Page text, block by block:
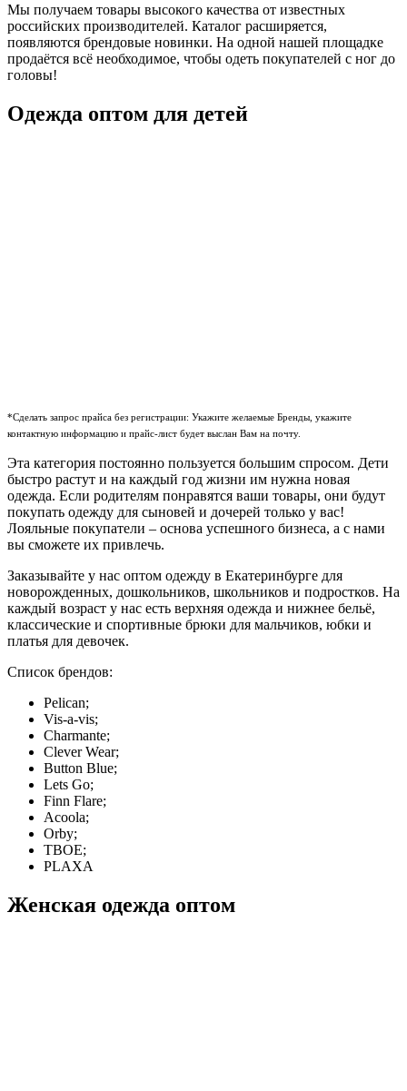
Мы получаем товары высокого качества от известных
российских производителей. Каталог расширяется,
появляются брендовые новинки. На одной нашей площадке
продаётся всё необходимое, чтобы одеть покупателей с ног до
головы!
Одежда оптом для детей
*Сделать запрос прайса без регистрации: Укажите желаемые Бренды, укажите
контактную информацию и прайс-лист будет выслан Вам на почту.
Эта категория постоянно пользуется большим спросом. Дети
быстро растут и на каждый год жизни им нужна новая
одежда. Если родителям понравятся ваши товары, они будут
покупать одежду для сыновей и дочерей только у вас!
Лояльные покупатели – основа успешного бизнеса, а с нами
вы сможете их привлечь.
Заказывайте у нас оптом одежду в Екатеринбурге для
новорожденных, дошкольников, школьников и подростков. На
каждый возраст у нас есть верхняя одежда и нижнее бельё,
классические и спортивные брюки для мальчиков, юбки и
платья для девочек.
Список брендов:
Pelican;
Vis-a-vis;
Charmante;
Clever Wear;
Button Blue;
Lets Go;
Finn Flare;
Acoola;
Orby;
ТВОЕ;
PLAXA
Женская одежда оптом